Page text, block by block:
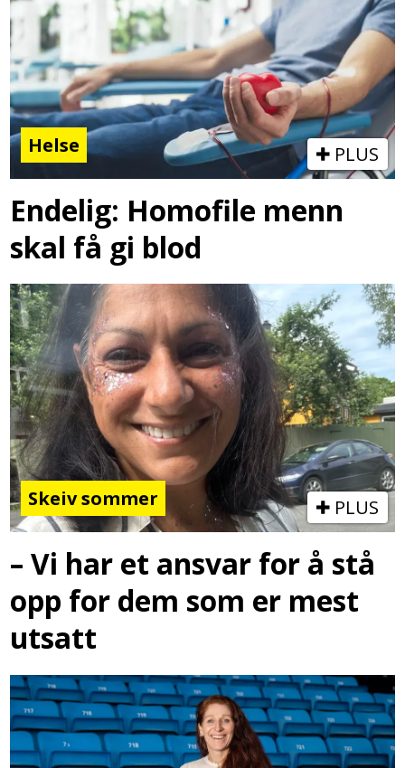
Helse PLUS
Endelig: Homofile menn
skal få gi blod
Skeiv sommer PLUS
– Vi har et ansvar for å stå
opp for dem som er mest
utsatt